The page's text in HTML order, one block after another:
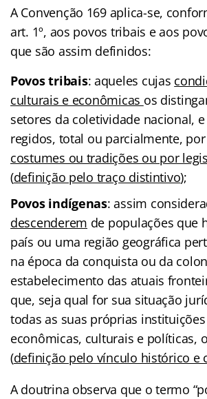
A Convenção 169 aplica-se,
art. 1º, aos povos tribais e aos
que são assim definidos:
Povos tribais: aqueles cujas
culturais e econômicas os
setores da coletividade nacional,
regidos, total ou parcialmente, por
costumes ou tradições ou por
(definição pelo traço distintivo);
Povos indígenas: assim
descenderem de populações que
país ou uma região geográfica
na época da conquista ou da
estabelecimento das atuais
que, seja qual for sua situação
todas as suas próprias
econômicas, culturais e políticas,
(definição pelo vínculo histórico e
A doutrina observa que o termo